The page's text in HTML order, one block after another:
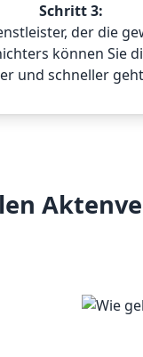
Schritt 3:
der die
können Sie
und schneller